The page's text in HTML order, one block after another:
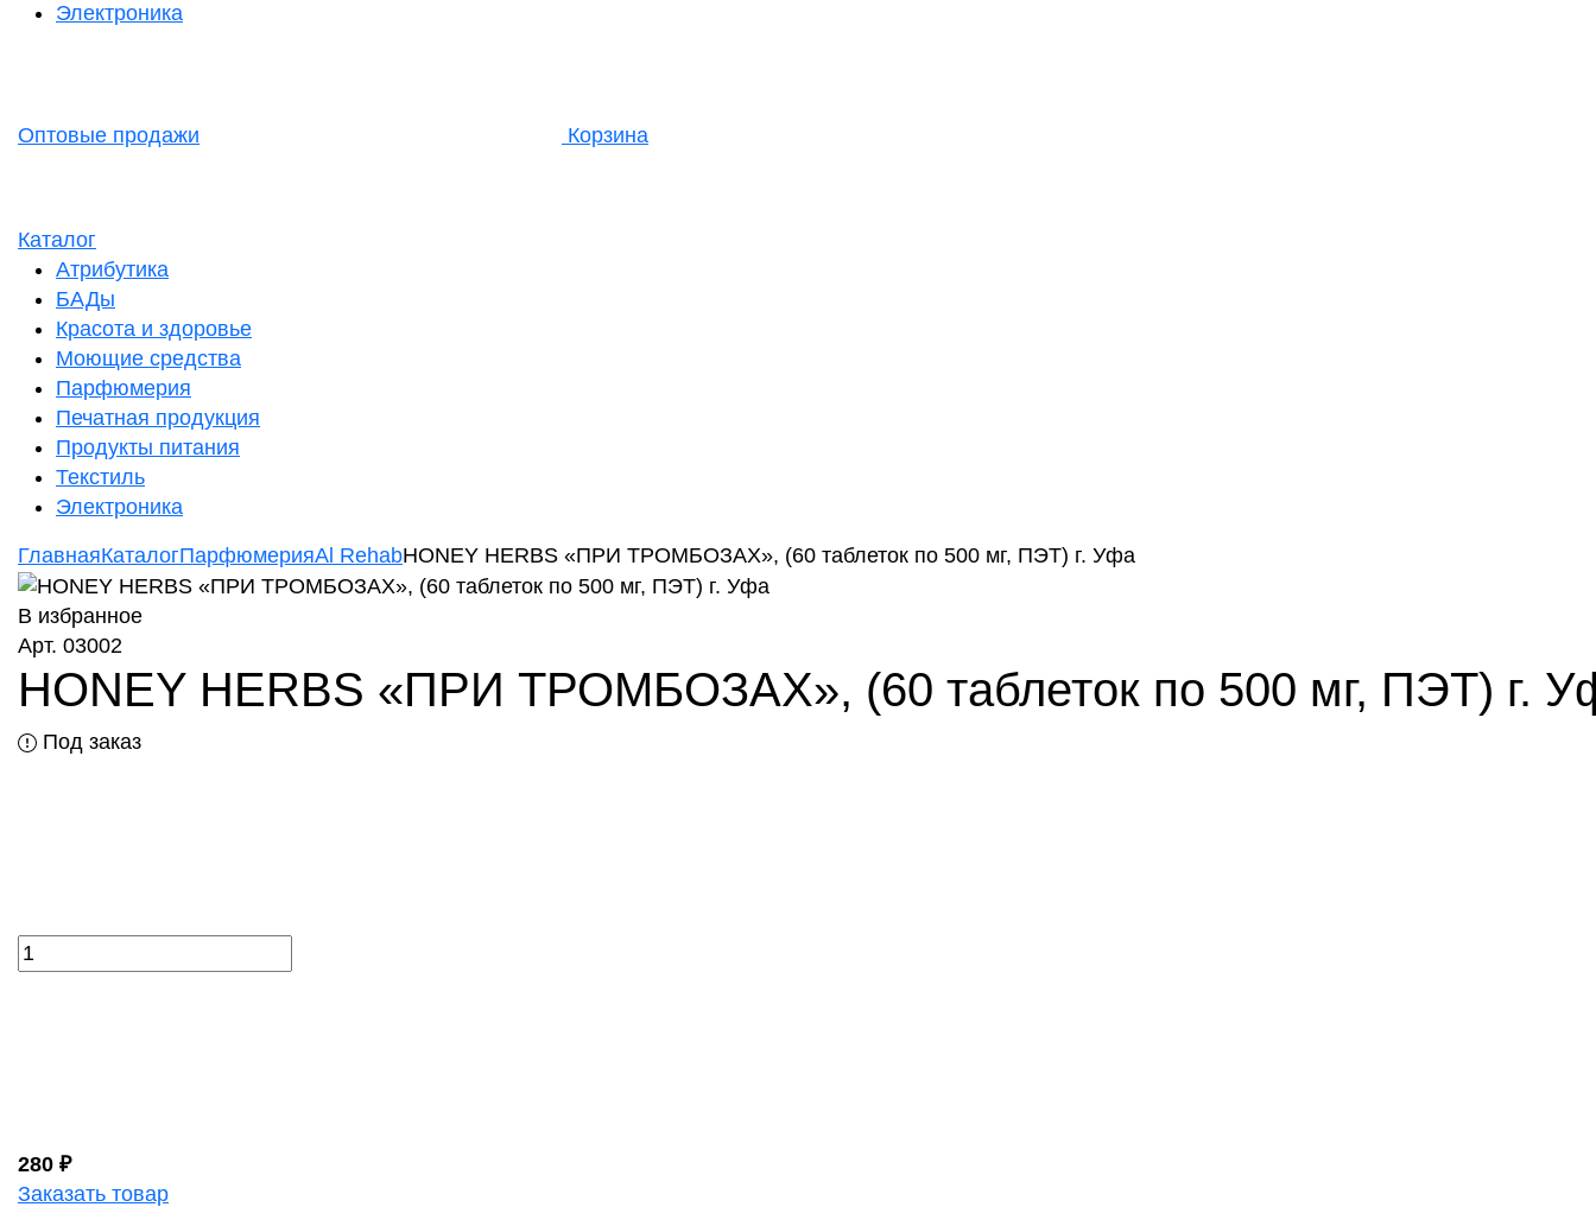
Электроника
Оптовые продажи Корзина
Каталог
Атрибутика
БАДы
Красота и здоровье
Моющие средства
Парфюмерия
Печатная продукция
Продукты питания
Текстиль
Электроника
ГлавнаяКаталогПарфюмерияAl RehabHONEY HERBS «ПРИ ТРОМБОЗАХ», (60 таблеток по 500 мг, ПЭТ) г. Уфа
В избранное
Арт. 03002
HONEY HERBS «ПРИ ТРОМБОЗАХ», (60 таблеток по 500 мг, ПЭТ) г.
Под заказ
280 ₽
Заказать товар